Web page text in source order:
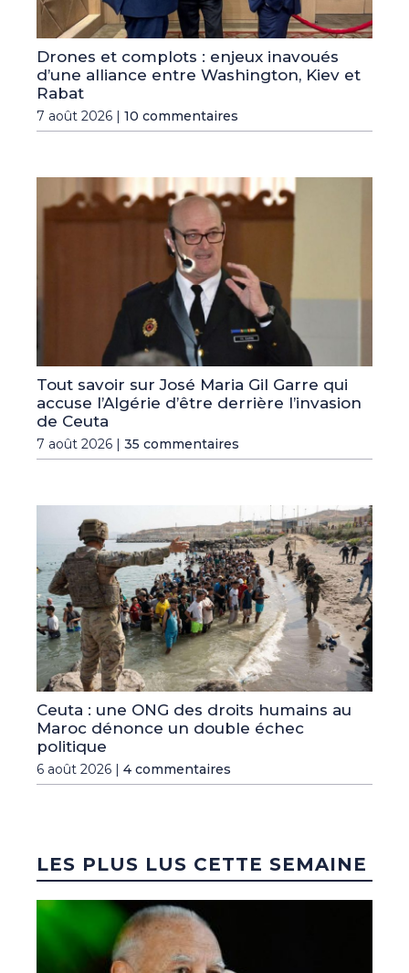
Drones et complots : enjeux inavoués
d’une alliance entre Washington, Kiev et
Rabat
7 août 2026 | 10 commentaires
Tout savoir sur José Maria Gil Garre qui
accuse l’Algérie d’être derrière l’invasion
de Ceuta
7 août 2026 | 35 commentaires
Ceuta : une ONG des droits humains au
Maroc dénonce un double échec
politique
6 août 2026 | 4 commentaires
LES PLUS LUS CETTE SEMAINE